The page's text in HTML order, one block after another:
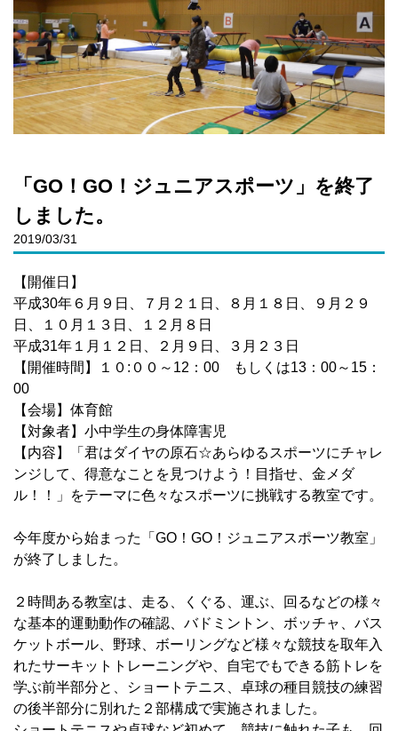
「GO！GO！ジュニアスポーツ」を終了
しました。
2019/03/31
【開催日】
平成30年６月９日、７月２１日、８月１８日、９月２９
日、１０月１３日、１２月８日
平成31年１月１２日、２月９日、３月２３日
【開催時間】１０:００～12：00 もしくは13：00～15：
00
【会場】体育館
【対象者】小中学生の身体障害児
【内容】「君はダイヤの原石☆あらゆるスポーツにチャレ
ンジして、得意なことを見つけよう！目指せ、金メダ
ル！！」をテーマに色々なスポーツに挑戦する教室です。
今年度から始まった「GO！GO！ジュニアスポーツ教室」
が終了しました。
２時間ある教室は、走る、くぐる、運ぶ、回るなどの様々
な基本的運動動作の確認、バドミントン、ボッチャ、バス
ケットボール、野球、ボーリングなど様々な競技を取年入
れたサーキットトレーニングや、自宅でもできる筋トレを
学ぶ前半部分と、ショートテニス、卓球の種目競技の練習
の後半部分に別れた２部構成で実施されました。